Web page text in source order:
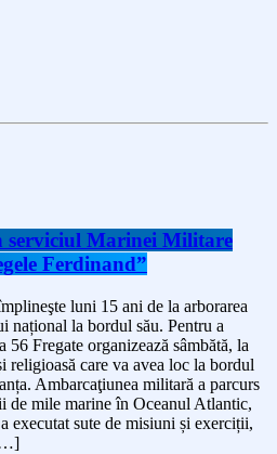
serviciul Marinei Militare
Ferdinand”
luni 15 ani de la arborarea
național la bordul său. Pentru a
56 Fregate organizează sâmbătă, la
religioasă care va avea loc la bordul
Ambarcaţiunea militară a parcurs
de mile marine în Oceanul Atlantic,
executat sute de misiuni și exerciții,